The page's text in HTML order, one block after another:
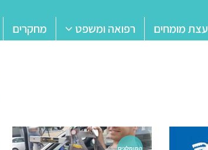
עצת מומחים רפואה ומשפט מחקרים
המומלצים